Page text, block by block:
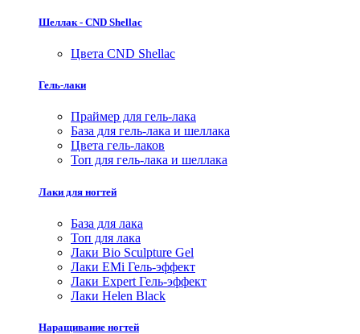
Шеллак - CND Shellac
Цвета CND Shellac
Гель-лаки
Праймер для гель-лака
База для гель-лака и шеллака
Цвета гель-лаков
Топ для гель-лака и шеллака
Лаки для ногтей
База для лака
Топ для лака
Лаки Bio Sculpture Gel
Лаки EMi Гель-эффект
Лаки Expert Гель-эффект
Лаки Helen Black
Наращивание ногтей